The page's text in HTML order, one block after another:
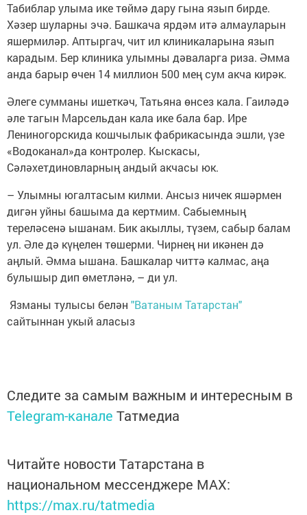
Табиблар улыма ике төймә дару гына язып бирде.
Хәзер шуларны эчә. Башкача ярдәм итә алмауларын
яшермиләр. Аптыргач, чит ил клиникаларына язып
карадым. Бер клиника улымны дәваларга риза. Әмма
анда барыр өчен 14 миллион 500 мең сум акча кирәк.
Әлеге сумманы ишеткәч, Татьяна өнсез кала. Гаиләдә
әле тагын Марсельдан кала ике бала бар. Ире
Лениногорскида кошчылык фабрикасында эшли, үзе
«Водоканал»да контролер. Кыскасы,
Сәләхетдиновларның андый акчасы юк.
– Улымны югалтасым килми. Ансыз ничек яшәрмен
дигән уйны башыма да кертмим. Сабыемның
тереләсенә ышанам. Бик акыллы, түзем, сабыр балам
ул. Әле дә күңелен төшерми. Чирнең ни икәнен дә
аңлый. Әмма ышана. Башкалар читтә калмас, аңа
булышыр дип өметләнә, – ди ул.
Язманы тулысы белән "Ватаным Татарстан"
сайтыннан укый аласыз
Следите за самым важным и интересным в
Telegram-канале Татмедиа
Читайте новости Татарстана в
национальном мессенджере MАХ:
https://max.ru/tatmedia